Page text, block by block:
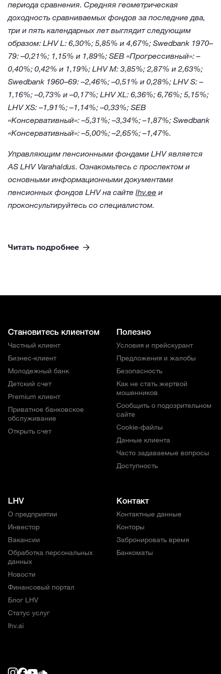
периода сравнения. Средняя геометрическая
доходность сравниваемых фондов за последние два,
три и пять календарных лет выглядит следующим
образом: LHV L: 6,30%; 5,85% и 4,67%; Swedbank 1970–
79: –0,21%; 1,15% и 1,89%; SEB «Прогрессивный»: –
0,40%; 0,42% и 1,19%; LHV M: 3,85%; 2,87% и 2,63%;
Swedbank 1960–69: –2,46%; –0,51% и 0,28%; LHV S: –
1,16%; –0,73% и –0,17%; LHV XL: 6,36%; 6,76%; 5,15%;
LHV XS: –1,91%; –1,14%; –0,33%; SEB
«Консервативный»: –5,31%; –3,34%; –1,87%; Swedbank
«Консервативный»: –5,00%; –2,65%; –1,47%.
Управляющим пенсионными фондами LHV является
AS LHV Varahaldus. Ознакомьтесь с проспектом и
основными информационными документами
пенсионных фондов LHV на сайте lhv.ee и
проконсультируйтесь со специалистом.
Читать подробнее
Становитесь клиентом
Частный клиент
Бизнес-клиент
Молодежный банк
Детский счет
Premium клиент
Приватное банковское
обслуживание
Открыть счет
Полезно
Условия и прейскурант
Предложения и жалобы
Безопасность
Как не стать жертвой
мошенников
Сообщить о подозрительном
сайте
Cookie-файлы
Данные клиента
Часто задаваемые вопросы
Доступность
LHV
О предприятии
Инвестор
Вакансии
Обработка персональных
данных
Новости
Финансовый портал
Блог LHV
Статус услуг
lhv.ai
Контакт
Контактные данные
Конторы
Забронировать время
Банкоматы